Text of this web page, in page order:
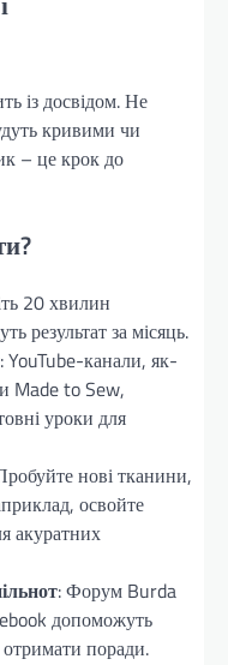
із досвідом. Не
кривими чи
– це крок до
20 хвилин
результат за місяць.
: YouTube-канали, як-
Made to Sew,
уроки для
нові тканини,
освойте
акуратних
: Форум Burda
допоможуть
поради.